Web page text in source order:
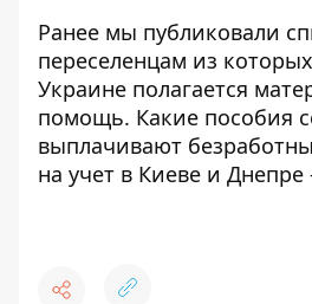
Ранее мы публиковали
переселенцам из
Украине полагается
помощь. Какие пособия
выплачивают
на учет в Киеве и Днепре